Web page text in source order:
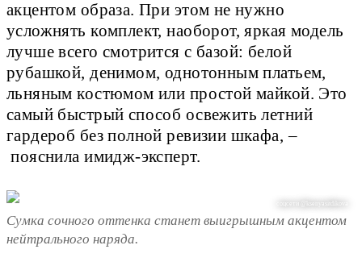
акцентом образа. При этом не нужно
усложнять комплект, наоборот, яркая модель
лучше всего смотрится с базой: белой
рубашкой, денимом, однотонным платьем,
льняным костюмом или простой майкой. Это
самый быстрый способ освежить летний
гардероб без полной ревизии шкафа, –
пояснила имидж-эксперт.
соцсети @ksenyasitdikova
Сумка сочного оттенка станет выигрышным акцентом
нейтрального наряда.